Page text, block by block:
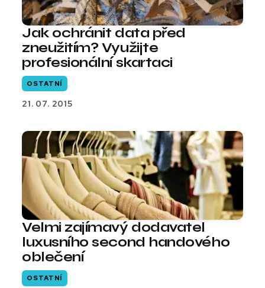
Jak ochránit data před
zneužitím? Využijte
profesionální skartaci
OSTATNÍ
21. 07. 2015
Velmi zajímavý dodavatel
luxusního second handového
oblečení
OSTATNÍ